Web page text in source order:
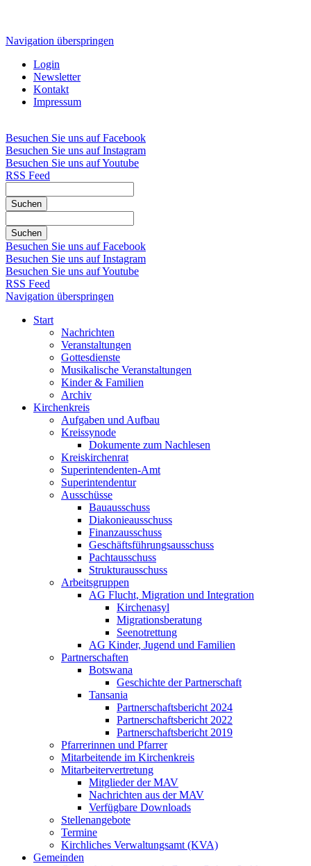
Navigation überspringen
Login
Newsletter
Kontakt
Impressum
Besuchen Sie uns auf Facebook
Besuchen Sie uns auf Instagram
Besuchen Sie uns auf Youtube
RSS Feed
Suchen
Suchen
Besuchen Sie uns auf Facebook
Besuchen Sie uns auf Instagram
Besuchen Sie uns auf Youtube
RSS Feed
Navigation überspringen
Start
Nachrichten
Veranstaltungen
Gottesdienste
Musikalische Veranstaltungen
Kinder & Familien
Archiv
Kirchenkreis
Aufgaben und Aufbau
Kreissynode
Dokumente zum Nachlesen
Kreiskirchenrat
Superintendenten-Amt
Superintendentur
Ausschüsse
Bauausschuss
Diakonieausschuss
Finanzausschuss
Geschäftsführungsausschuss
Pachtausschuss
Strukturausschuss
Arbeitsgruppen
AG Flucht, Migration und Integration
Kirchenasyl
Migrationsberatung
Seenotrettung
AG Kinder, Jugend und Familien
Partnerschaften
Botswana
Geschichte der Partnerschaft
Tansania
Partnerschaftsbericht 2024
Partnerschaftsbericht 2022
Partnerschaftsbericht 2019
Pfarrerinnen und Pfarrer
Mitarbeitende im Kirchenkreis
Mitarbeitervertretung
Mitglieder der MAV
Nachrichten aus der MAV
Verfügbare Downloads
Stellenangebote
Termine
Kirchliches Verwaltungsamt (KVA)
Gemeinden